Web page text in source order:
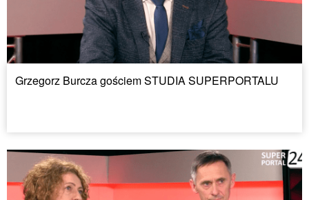
Grzegorz Burcza gościem STUDIA SUPERPORTALU